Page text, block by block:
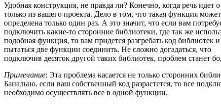
Удобная конструкция, не правда ли? Конечно, когда речь идет о
только из вашего проекта. Дело в том, что такая функция
определена только один раз. А это значит, что если вам
подключить какие-то сторонние библиотеки, где так же
подобная функция, то вам придется разгребать код библиотек и
пытаться две функции соединить. Не сложно догадаться, что
подключив десяток другой таких библиотек, проблем станет
Примечание: Эта проблема касается не только сторонних
Банально, если ваш собственный код разрастется, то все
необходимо осуществлять все в одной функции.